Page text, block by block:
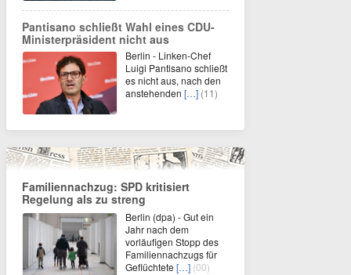
Pantisano schließt Wahl eines CDU-
Ministerpräsident nicht aus
Berlin - Linken-Chef
Luigi Pantisano schließt
es nicht aus, nach den
anstehenden […] (11)
Familiennachzug: SPD kritisiert
Regelung als zu streng
Berlin (dpa) - Gut ein
Jahr nach dem
vorläufigen Stopp des
Familiennachzugs für
Geflüchtete […] (00)